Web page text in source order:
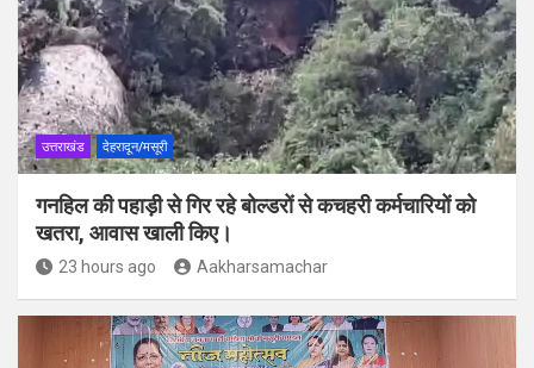
उत्तराखंड देहरादून/मसूरी
गनहिल की पहाड़ी से गिर रहे बोल्डरों से कचहरी कर्मचारियों को
खतरा, आवास खाली किए।
23 hours ago Aakharsamachar